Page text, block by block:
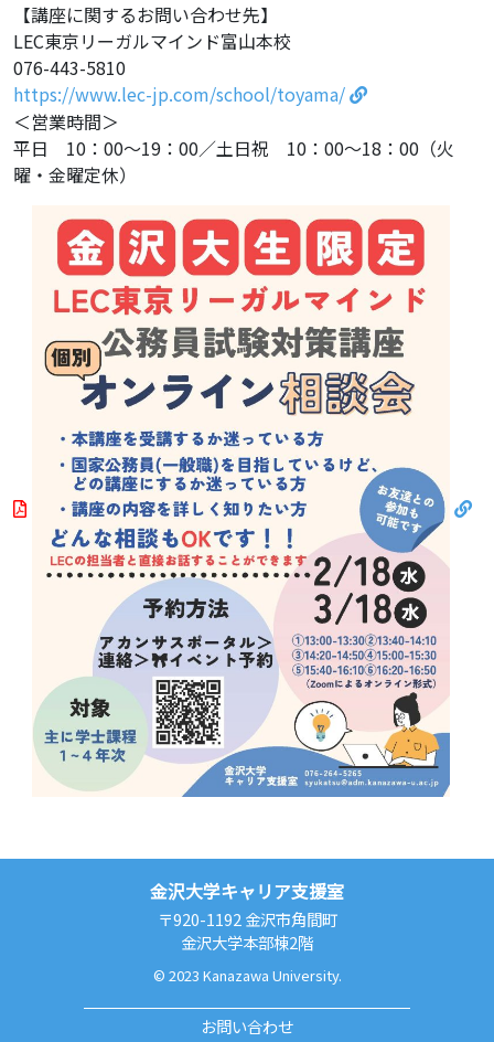
【講座に関するお問い合わせ先】
LEC東京リーガルマインド富山本校
076-443-5810
https://www.lec-jp.com/school/toyama/
＜営業時間＞
平日 10：00～19：00／土日祝 10：00～18：00（火
曜・金曜定休）
金沢大学キャリア支援室
〒920-1192 金沢市角間町
金沢大学本部棟2階
© 2023 Kanazawa University.
お問い合わせ